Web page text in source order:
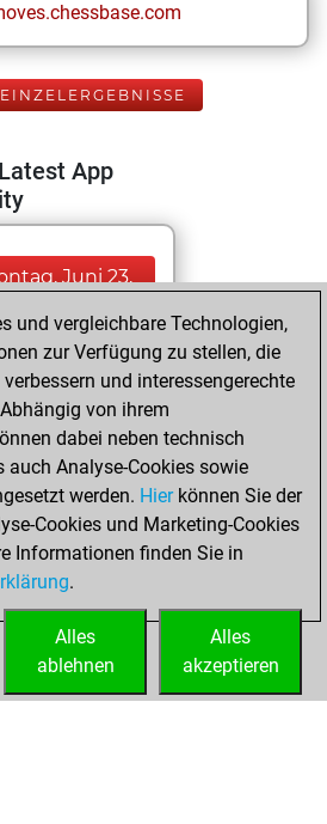
EINZELERGEBNISSE
App
Juni 23,
You played 65
games
Play
You scored +42
20 in blitz
März 1,
You created
Fritz account
und vergleichbare Technologien,
zur Verfügung zu stellen, die
und interessengerechte
von ihrem
dabei neben technisch
auch Analyse-Cookies sowie
werden. Hierkönnen Sie der
Cookies und Marketing-Cookies
Informationen finden Sie in
.
Alles
akzeptieren
Alles
ablehnen